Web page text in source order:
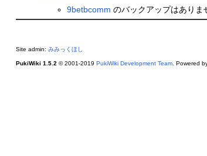
9betbcomm のバックアップはありま
Site admin: みみっくほし
PukiWiki 1.5.2 © 2001-2019 PukiWiki Development Team. Powered